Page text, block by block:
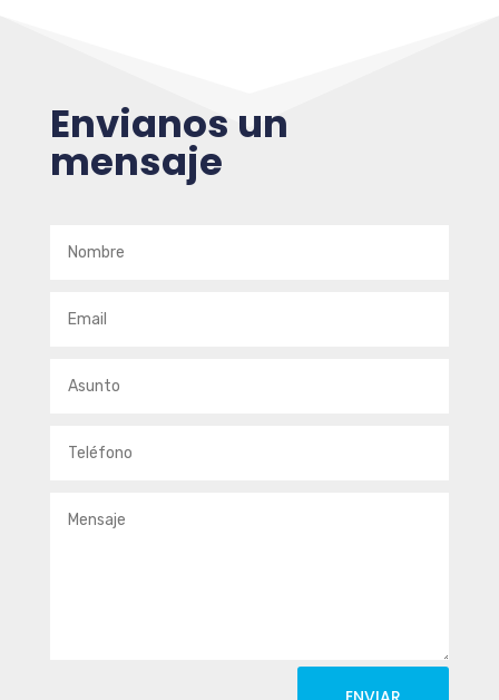
Envianos un
mensaje